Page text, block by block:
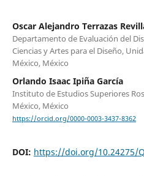
Oscar Alejandro Terrazas
Departamento de Evaluación del
Ciencias y Artes para el Diseño,
México, México
Orlando Isaac Ipiña García
Instituto de Estudios Superiores
México, México
https://orcid.org/0000-0003-3437-8362
DOI: https://doi.org/10.24275/